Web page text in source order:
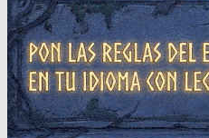
INTERNACIONAL
ARTE, CIENCIA Y TECNOLOGÍA
COLUMNAS
BAJO LA LUPA
RASTROS Y ROSTROS